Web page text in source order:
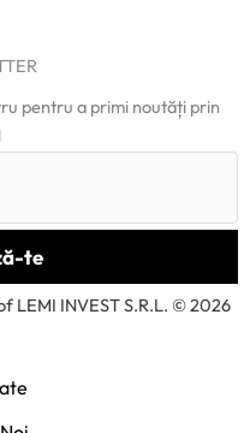
pentru a primi noutăți prin
LEMI INVEST S.R.L. © 2026